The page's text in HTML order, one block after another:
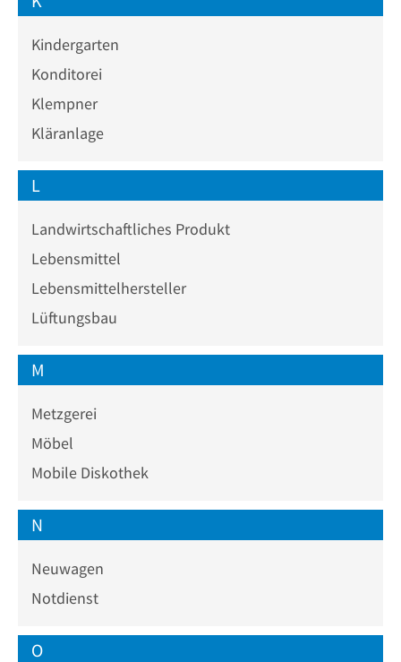
Kindergarten
Konditorei
Klempner
Kläranlage
L
Landwirtschaftliches Produkt
Lebensmittel
Lebensmittelhersteller
Lüftungsbau
M
Metzgerei
Möbel
Mobile Diskothek
N
Neuwagen
Notdienst
O